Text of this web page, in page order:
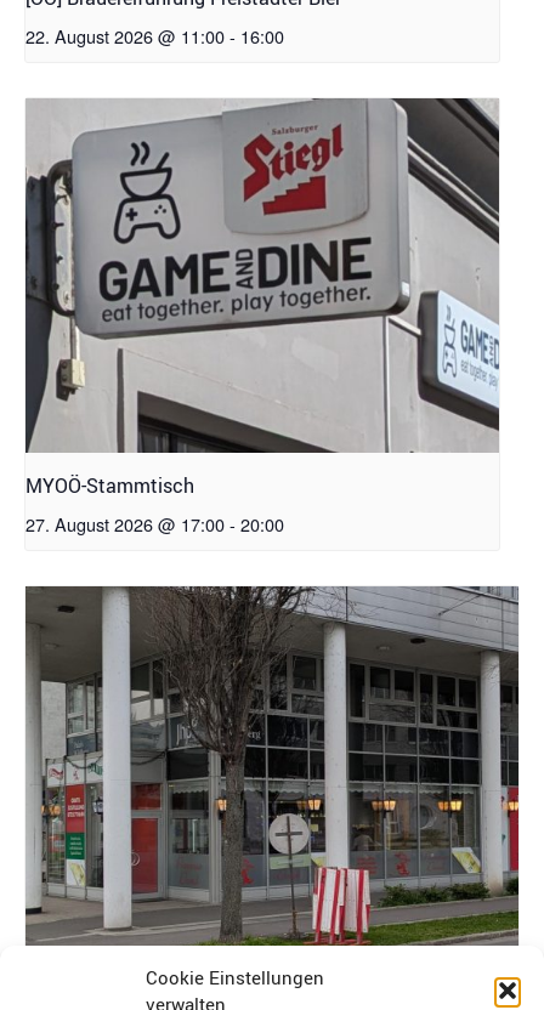
Cookie Einstellungen
verwalten
22. August 2026 @ 11:00- 16:00
MYOÖ-Stammtisch
27. August 2026 @ 17:00- 20:00
[OÖ] Stammtisch